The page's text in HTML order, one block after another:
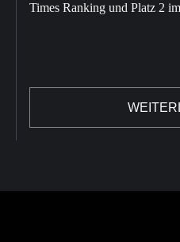
Times Ranking und Platz 2